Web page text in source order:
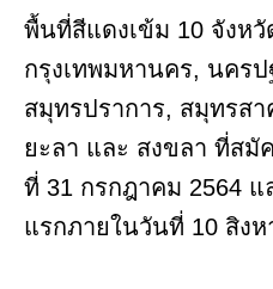
พื้นที่สีแดงเข้ม 10 จังหวั
กรุงเทพมหานคร, นคร
สมุทรปราการ, สมุทรส
ยะลา และ สงขลา ที่สมั
ที่ 31 กรกฎาคม 2564 แ
แรกภายในวันที่ 10 สิงห